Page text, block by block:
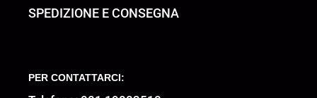
SPEDIZIONE E CONSEGNA
PER CONTATTARCI: